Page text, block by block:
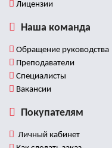
Лицензии
Наша команда
Обращение руководства
Преподаватели
Специалисты
Вакансии
Покупателям
Личный кабинет